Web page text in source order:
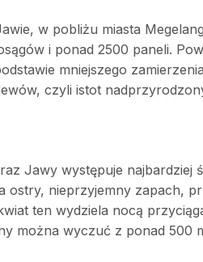
w pobliżu miasta
i ponad 2500 paneli.
mniejszego
czyli istot
Jawy występuje najbardziej
nieprzyjemny zapach,
ten wydziela nocą
można wyczuć z ponad 500